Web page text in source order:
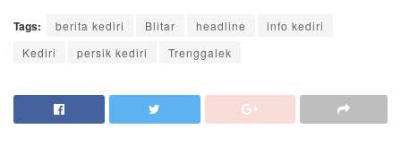
Tags: berita kediri Blitar headline
info kediri
Kediri
persik kediri Trenggalek